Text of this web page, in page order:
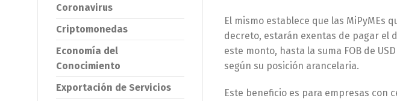
El mismo establece que las
decreto, estarán exentas de pagar el
este monto, hasta la suma FOB de
según su posición arancelaria.
Este beneficio es para empresas con
Coronavirus
Criptomonedas
Economía del
Conocimiento
Exportación de Servicios